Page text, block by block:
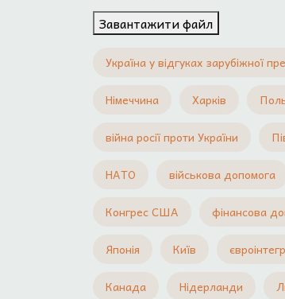
Завантажити файл
Україна у відгуках зарубіжної
Німеччина Харків
війна росії проти України
НАТО військова допомога
Конгрес США фінансова
Японія Київ
Канада Нідерланди